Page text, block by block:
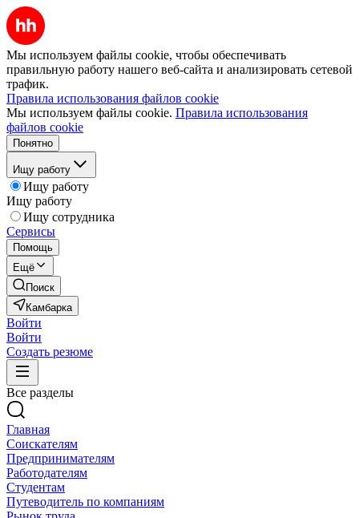
Мы используем файлы cookie, чтобы обеспечивать
правильную работу нашего веб-сайта и анализировать сетевой
трафик.
Правила использования файлов cookie
Мы используем файлы cookie. Правила использования
файлов cookie
Понятно
Ищу работу
Ищу работу
Ищу работу
Ищу сотрудника
Сервисы
Помощь
Ещё
Поиск
Камбарка
Войти
Войти
Создать резюме
Все разделы
Главная
Соискателям
Предпринимателям
Работодателям
Студентам
Путеводитель по компаниям